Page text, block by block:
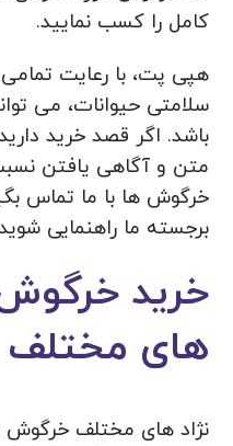
کامل را کسب نمایید.
هپی پت، با رعایت
سلامتی حیوانات، می
باشد. اگر قصد خرید
متن و آگاهی یافتن
خرگوش ها با ما تماس
برجسته ما راهنمایی
خرید خرگوش
های مختلف
نژاد های مختلف خرگوش